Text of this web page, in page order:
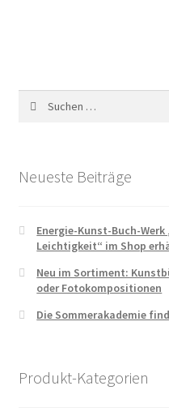
Neueste Beiträge
Energie-Kunst-Buch-
Leichtigkeit“ im Shop
Neu im Sortiment:
oder Fotokompositionen
Die Sommerakademie
Produkt-Kategorien